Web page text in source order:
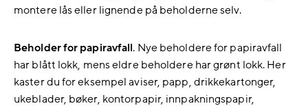
montere lås eller lignende på beholderne selv.
Beholder for papiravfall. Nye beholdere for papiravfall
har blått lokk, mens eldre beholdere har grønt lokk. Her
kaster du for eksempel aviser, papp, drikkekartonger,
ukeblader, bøker, kontorpapir, innpakningspapir,